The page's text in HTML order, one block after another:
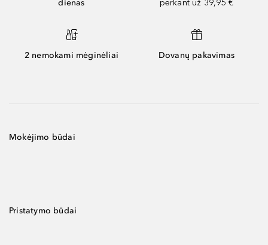
dienas perkant už 39,95 €
2 nemokami mėginėliai Dovanų pakavimas
Mokėjimo būdai
Pristatymo būdai